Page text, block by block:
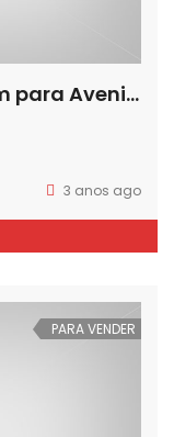
Apartamento com Garagem para Avenida no Bairro Guajuviras ! ! !
3 anos ago
PARA VENDER